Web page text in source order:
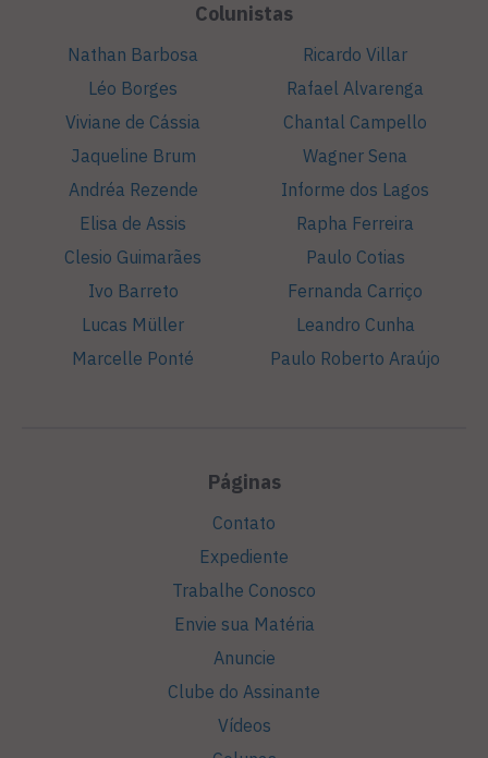
Colunistas
Nathan Barbosa
Léo Borges
Viviane de Cássia
Jaqueline Brum
Andréa Rezende
Elisa de Assis
Clesio Guimarães
Ivo Barreto
Lucas Müller
Marcelle Ponté
Ricardo Villar
Rafael Alvarenga
Chantal Campello
Wagner Sena
Informe dos Lagos
Rapha Ferreira
Paulo Cotias
Fernanda Carriço
Leandro Cunha
Paulo Roberto Araújo
Páginas
Contato
Expediente
Trabalhe Conosco
Envie sua Matéria
Anuncie
Clube do Assinante
Vídeos